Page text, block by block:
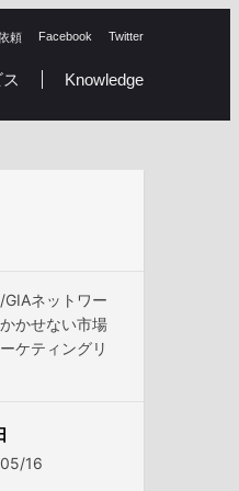
Twitter
Facebook
頼
Knowledge
ネットワー
かせない市場
ケティングリ
16